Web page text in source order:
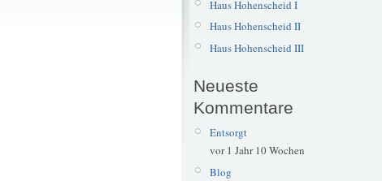
Haus Hohenscheid I
Haus Hohenscheid II
Haus Hohenscheid III
Neueste
Kommentare
Entsorgt
vor 1 Jahr 10 Wochen
Blog